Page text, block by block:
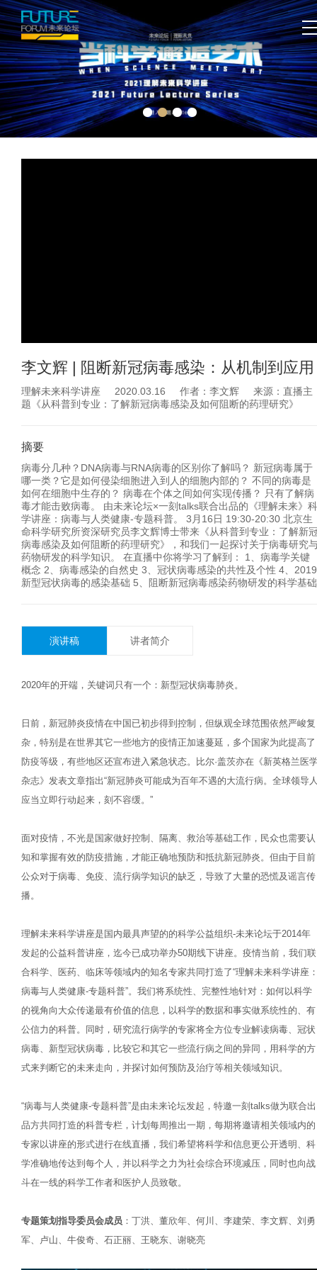
李文辉 | 阻断新冠病毒感染：从机制到应用
理解未来科学讲座 2020.03.16 作者：李文辉 来源：直播主
题《从科普到专业：了解新冠病毒感染及如何阻断的药理研究》
摘要
病毒分几种？DNA病毒与RNA病毒的区别你了解吗？ 新冠病毒属于
哪一类？它是如何侵染细胞进入到人的细胞内部的？ 不同的病毒是
如何在细胞中生存的？ 病毒在个体之间如何实现传播？ 只有了解病
毒才能击败病毒。 由未来论坛×一刻talks联合出品的《理解未来》科
学讲座：病毒与人类健康-专题科普。 3月16日 19:30-20:30 北京生
命科学研究所资深研究员李文辉博士带来《从科普到专业：了解新
病毒感染及如何阻断的药理研究》，和我们一起探讨关于病毒研究
药物研发的科学知识。 在直播中你将学习了解到： 1、病毒学关键
概念 2、病毒感染的自然史 3、冠状病毒感染的共性及个性 4、2019
新型冠状病毒的感染基础 5、阻断新冠病毒感染药物研发的科学基础
演讲稿 讲者简介
2020年的开端，关键词只有一个：新型冠状病毒肺炎。
日前，新冠肺炎疫情在中国已初步得到控制，但纵观全球范围依然严峻复
杂，特别是在世界其它一些地方的疫情正加速蔓延，多个国家为此提高了
防疫等级，有些地区还宣布进入紧急状态。比尔·盖茨亦在《新英格兰医
杂志》发表文章指出“新冠肺炎可能成为百年不遇的大流行病。全球领导
应当立即行动起来，刻不容缓。”
面对疫情，不光是国家做好控制、隔离、救治等基础工作，民众也需要认
知和掌握有效的防疫措施，才能正确地预防和抵抗新冠肺炎。但由于目前
公众对于病毒、免疫、流行病学知识的缺乏，导致了大量的恐慌及谣言传
播。
理解未来科学讲座是国内最具声望的的科学公益组织-未来论坛于2014年
发起的公益科普讲座，迄今已成功举办50期线下讲座。疫情当前，我们联
合科学、医药、临床等领域内的知名专家共同打造了“理解未来科学讲座
病毒与人类健康-专题科普”。我们将系统性、完整性地针对：如何以科学
的视角向大众传递最有价值的信息，以科学的数据和事实做系统性的、有
公信力的科普。同时，研究流行病学的专家将全方位专业解读病毒、冠状
病毒、新型冠状病毒，比较它和其它一些流行病之间的异同，用科学的方
式来判断它的未来走向，并探讨如何预防及治疗等相关领域知识。
“病毒与人类健康-专题科普”是由未来论坛发起，特邀一刻talks做为联合出
品方共同打造的科普专栏，计划每周推出一期，每期将邀请相关领域内的
专家以讲座的形式进行在线直播，我们希望将科学和信息更公开透明、科
学准确地传达到每个人，并以科学之力为社会综合环境减压，同时也向战
斗在一线的科学工作者和医护人员致敬。
专题策划指导委员会成员 ：丁洪、董欣年、何川、李建荣、李文辉、刘勇
军、卢山、牛俊奇、石正丽、王晓东、谢晓亮